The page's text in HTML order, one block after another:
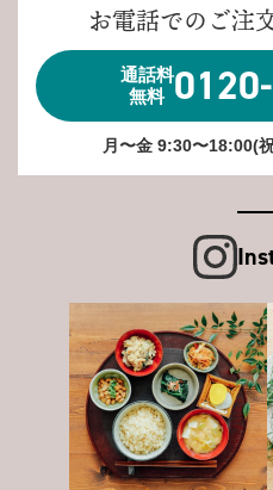
お電話でのご注
通話料
無料
月〜金 9:30〜18:00(